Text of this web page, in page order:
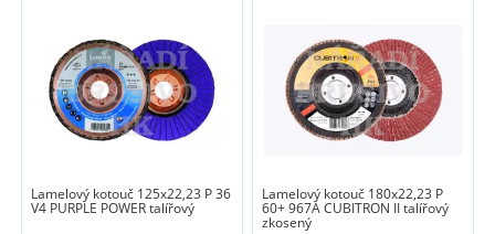
Lamelový kotouč 125x22,23 P 36
V4 PURPLE POWER talířový
Lamelový kotouč 180x22,23 P
60+ 967A CUBITRON II talířový
zkosený